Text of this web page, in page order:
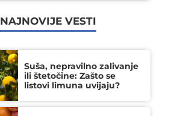
NAJNOVIJE VESTI
Suša, nepravilno zalivanje
ili štetočine: Zašto se
listovi limuna uvijaju?